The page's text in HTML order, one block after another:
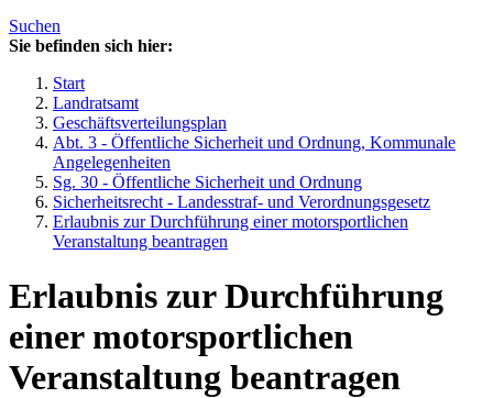
Suchen
Sie befinden sich hier:
Start
Landratsamt
Geschäftsverteilungsplan
Abt. 3 - Öffentliche Sicherheit und Ordnung, Kommunale
Angelegenheiten
Sg. 30 - Öffentliche Sicherheit und Ordnung
Sicherheitsrecht - Landesstraf- und Verordnungsgesetz
Erlaubnis zur Durchführung einer motorsportlichen
Veranstaltung beantragen
Erlaubnis zur Durchführung
einer motorsportlichen
Veranstaltung beantragen